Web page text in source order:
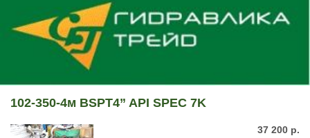
102-350-4м BSPT4” API SPEC 7K
37 200 р.